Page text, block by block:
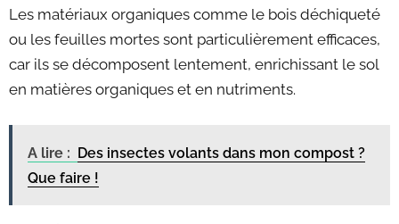
Les matériaux organiques comme le bois déchiqueté
ou les feuilles mortes sont particulièrement efficaces,
car ils se décomposent lentement, enrichissant le sol
en matières organiques et en nutriments.
A lire : Des insectes volants dans mon compost ?
Que faire !